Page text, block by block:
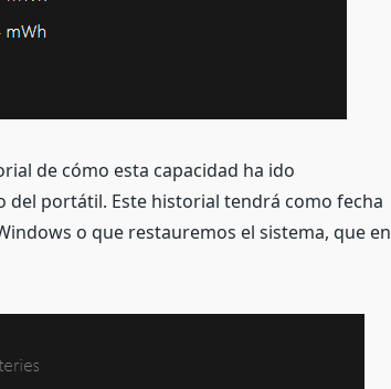
de cómo esta capacidad ha ido
portátil. Este historial tendrá como fecha
o que restauremos el sistema, que en